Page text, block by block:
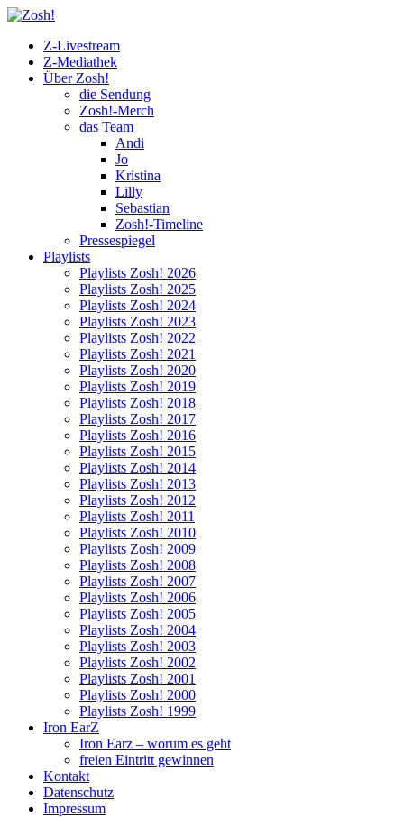
Z-Livestream
Z-Mediathek
Über Zosh!
die Sendung
Zosh!-Merch
das Team
Andi
Jo
Kristina
Lilly
Sebastian
Zosh!-Timeline
Pressespiegel
Playlists
Playlists Zosh! 2026
Playlists Zosh! 2025
Playlists Zosh! 2024
Playlists Zosh! 2023
Playlists Zosh! 2022
Playlists Zosh! 2021
Playlists Zosh! 2020
Playlists Zosh! 2019
Playlists Zosh! 2018
Playlists Zosh! 2017
Playlists Zosh! 2016
Playlists Zosh! 2015
Playlists Zosh! 2014
Playlists Zosh! 2013
Playlists Zosh! 2012
Playlists Zosh! 2011
Playlists Zosh! 2010
Playlists Zosh! 2009
Playlists Zosh! 2008
Playlists Zosh! 2007
Playlists Zosh! 2006
Playlists Zosh! 2005
Playlists Zosh! 2004
Playlists Zosh! 2003
Playlists Zosh! 2002
Playlists Zosh! 2001
Playlists Zosh! 2000
Playlists Zosh! 1999
Iron EarZ
Iron Earz – worum es geht
freien Eintritt gewinnen
Kontakt
Datenschutz
Impressum